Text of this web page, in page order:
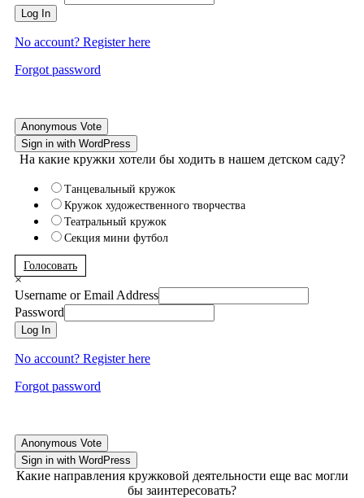
Log In
No account? Register here
Forgot password
Anonymous Vote
Sign in with WordPress
На какие кружки хотели бы ходить в нашем детском саду?
Танцевальный кружок
Кружок художественного творчества
Театральный кружок
Секция мини футбол
Голосовать
×
Username or Email Address
Password
Log In
No account? Register here
Forgot password
Anonymous Vote
Sign in with WordPress
Какие направления кружковой деятельности еще вас могли
бы заинтересовать?